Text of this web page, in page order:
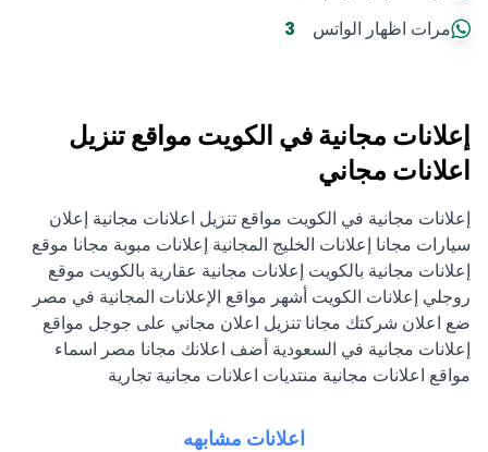
مرات اظهار الواتس
3
إعلانات مجانية في الكويت مواقع تنزيل
اعلانات مجاني
إعلانات مجانية في الكويت مواقع تنزيل اعلانات مجانية إعلان
سيارات مجانا إعلانات الخليج المجانية إعلانات مبوبة مجانا موقع
إعلانات مجانية بالكويت إعلانات مجانية عقارية بالكويت موقع
روجلي إعلانات الكويت أشهر مواقع الإعلانات المجانية في مصر
ضع اعلان شركتك مجانا تنزيل اعلان مجاني على جوجل مواقع
إعلانات مجانية في السعودية أضف اعلانك مجانا مصر اسماء
مواقع اعلانات مجانية منتديات اعلانات مجانية تجارية
اعلانات مشابهه